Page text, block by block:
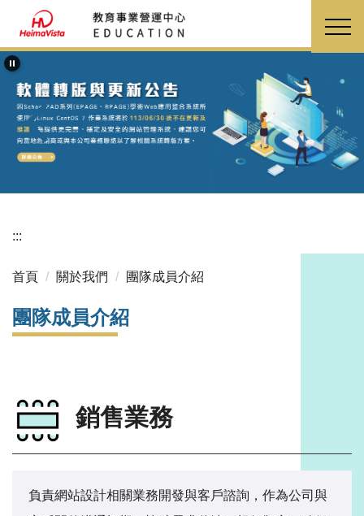
到
主
要
內
容
區
:::
首頁 關於我們 團隊成員介紹
團隊成員介紹
銷售業務
負責網站設計相關業務開發與客戶諮詢，作為公司與